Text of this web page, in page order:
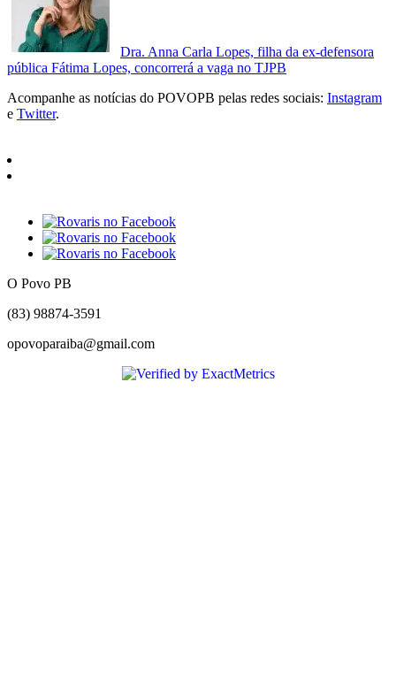
Dra. Anna Carla Lopes, filha da ex-defensora
pública Fátima Lopes, concorrerá a vaga no TJPB
Acompanhe as notícias do POVOPB pelas redes sociais: Instagram
e Twitter.
O Povo PB
(83) 98874-3591
opovoparaiba@gmail.com